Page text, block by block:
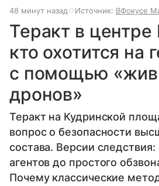
48 минут назад Источник: ВФокусе
Теракт в
кто охотится на
с помощью
дронов»
Теракт на Кудринской
вопрос о безопасности
состава. Версии
агентов до простого
Почему классические